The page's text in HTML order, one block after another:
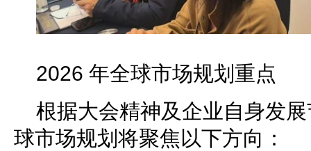
2026 年全球市场规划重点
根据大会精神及企业自身发
球市场规划将聚焦以下方向：